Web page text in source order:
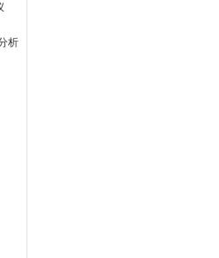
析